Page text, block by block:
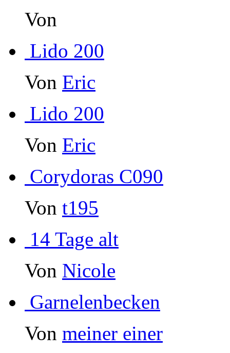
Von
Lido 200
Von Eric
Lido 200
Von Eric
Corydoras C090
Von t195
14 Tage alt
Von Nicole
Garnelenbecken
Von meiner einer